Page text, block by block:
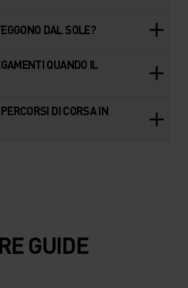
DAL SOLE?
QUANDO IL
DI CORSA IN
GUIDE